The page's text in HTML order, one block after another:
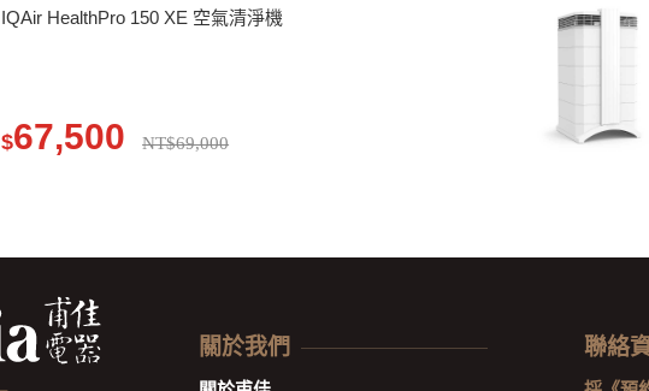
IQAir HealthPro 150 XE 空氣清淨機
$67,500 NT$69,000
關於我們 聯絡